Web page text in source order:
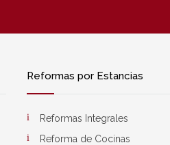
Reformas por Estancias
Reformas Integrales
Reforma de Cocinas